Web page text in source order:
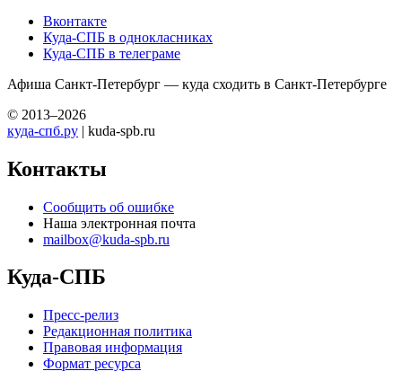
Вконтакте
Куда-СПБ в однокласниках
Куда-СПБ в телеграме
Афиша Санкт-Петербург — куда сходить в Санкт-Петербурге
© 2013–2026
куда-спб.ру | kuda-spb.ru
Контакты
Сообщить об ошибке
Наша электронная почта
mailbox@kuda-spb.ru
Куда-СПБ
Пресс-релиз
Редакционная политика
Правовая информация
Формат ресурса